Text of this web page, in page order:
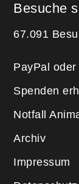
Besuche
67.091
PayPal
Spenden
Notfall
Archiv
Impressum